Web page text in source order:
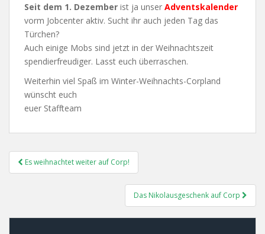
Seit dem 1. Dezember ist ja unser Adventskalender
vorm Jobcenter aktiv. Sucht ihr auch jeden Tag das
Türchen?
Auch einige Mobs sind jetzt in der Weihnachtszeit
spendierfreudiger. Lasst euch überraschen.
Weiterhin viel Spaß im Winter-Weihnachts-Corpland
wünscht euch
euer Staffteam
Post
Navigation
Es weihnachtet weiter auf Corp!
Das Nikolausgeschenk auf Corp